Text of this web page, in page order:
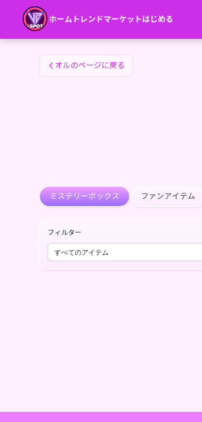
ホーム トレンドマーケットはじめる
オルのファンアイテム
オルのページに戻る
ミステリーボックス ファンアイテム
フィルター
すべてのアイテム
オルのファンアイテム — 24karat